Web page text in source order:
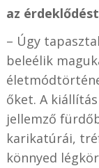
az
– Úgy
beleélik
őket. A
jellemző
karikatúrái,
könnyed